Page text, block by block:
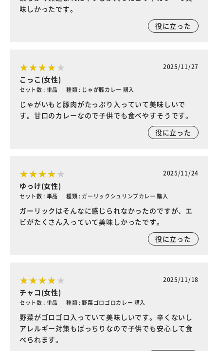
味しかったです。
役に立った
2025/11/27
こっこ(女性)
セット数 : 単品 ｜ 種類 : じゃが豚カレー 購入
じゃがいもと豚肉がたっぷり入っていて美味しいで
す。甘口のカレーなので子供でも食べやすそうです。
役に立った
2025/11/24
ゆっけ(女性)
セット数 : 単品 ｜ 種類 : ガーリックシュリンプカレー 購入
ガーリックはそんなに感じられなかったのですが、エ
ビがたくさん入っていて美味しかったです。
役に立った
2025/11/18
チャコ(女性)
セット数 : 単品 ｜ 種類 : 野菜ゴロゴロカレー 購入
野菜がゴロゴロ入っていて美味しいです。辛くないし
アレルギー対策もばっちりなので子供でも安心して食
べられます。